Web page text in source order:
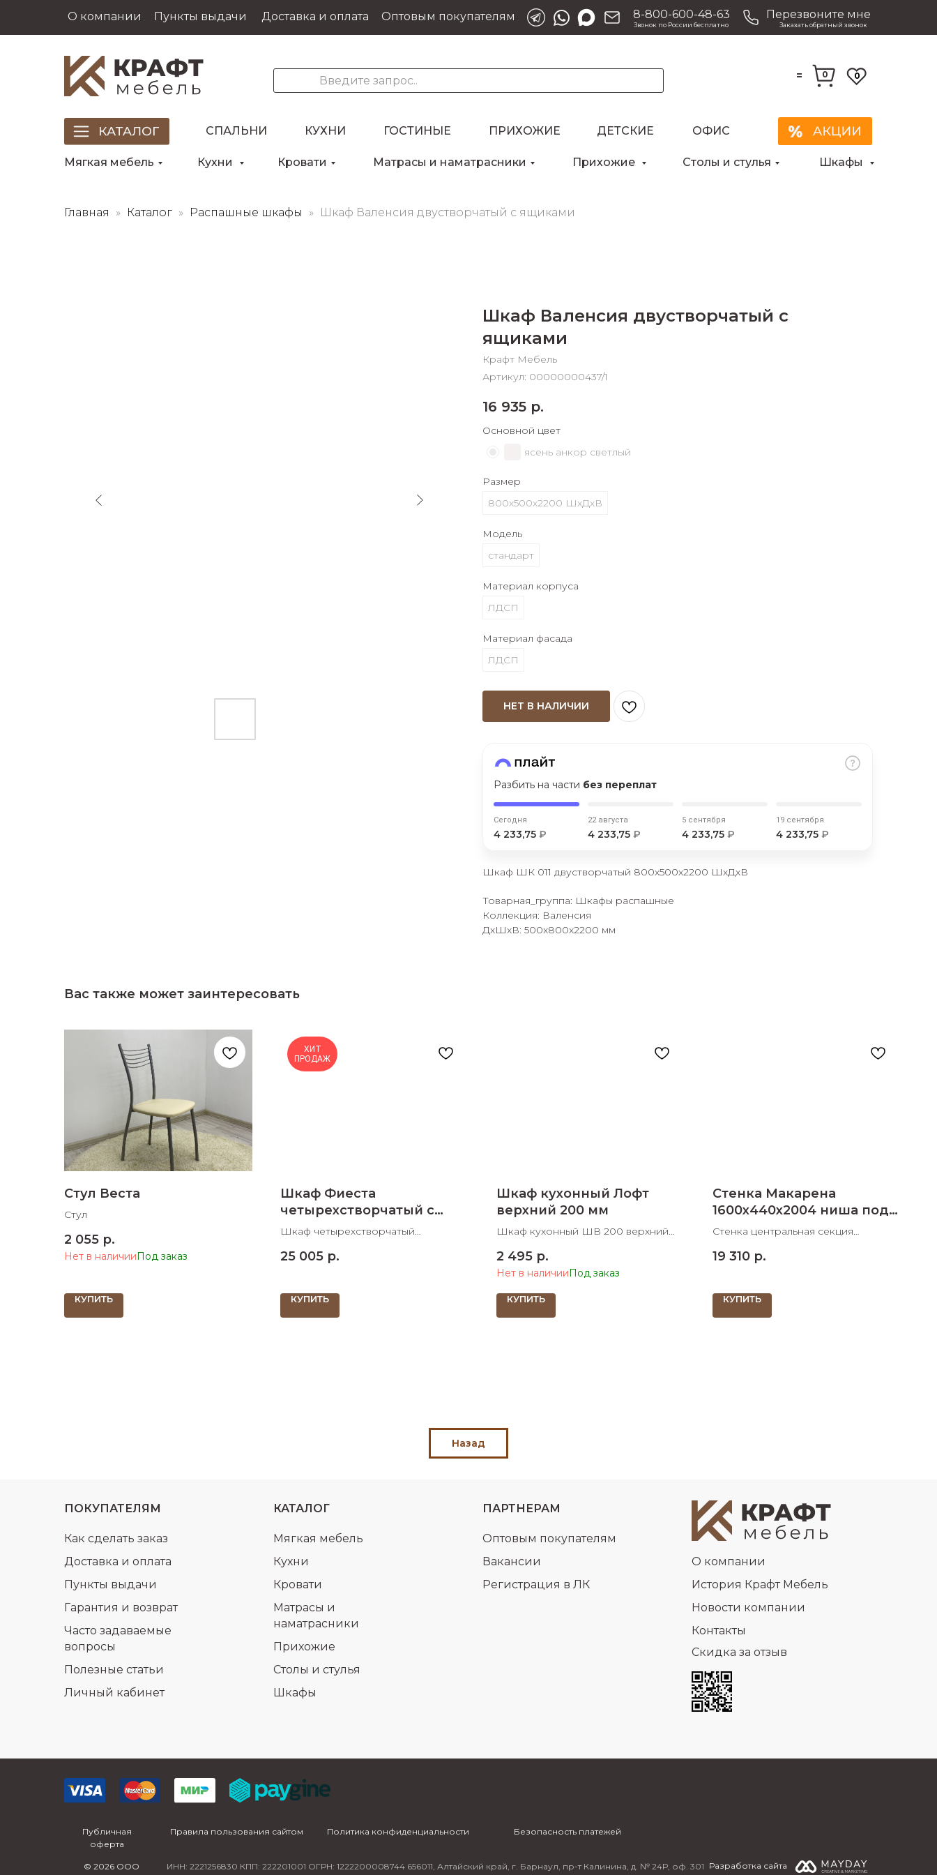
О компании Доставка и оплата Оптовым покупателям
Пункты выдачи 8-800-600-48-63
Звонок по России бесплатно
Перезвоните мне
Заказать обратный звонок
0
= 0
ДЕТСКИЕ
СПАЛЬНИ КУХНИ ГОСТИНЫЕ ПРИХОЖИЕ ОФИС
Кровати
Кухни
Мягкая мебель Прихожие Столы и стулья Шкафы
Матрасы и наматрасники
Главная Каталог Распашные шкафы Шкаф Валенсия двустворчатый с ящиками
Шкаф Валенсия двустворчатый с
ящиками
Крафт Мебель
Артикул: 00000000437/1
16 935 р.
Основной цвет
ясень анкор светлый
Размер
800х500х2200 ШхДхВ
Модель
стандарт
Материал корпуса
ЛДСП
Материал фасада
ЛДСП
НЕТ В НАЛИЧИИ
Разбить на части без переплат
Сегодня
4 233,75 ₽
22 августа
4 233,75 ₽
5 сентября
4 233,75 ₽
19 сентября
4 233,75 ₽
Для клиентов всех банков
% картой любого банка
выбранный способом
списываться
каждые 2 недели
Остались вопросы?
8 800 302-02-51
plait.ru
Шкаф ШК 011 двустворчатый 800х500х2200 ШхДхВ
Товарная_группа: Шкафы распашные
Коллекция: Валенсия
ДxШxВ: 500x800x2200 мм
Вас также может заинтересовать
Стул Веста
Стул
2 055 р.
Нет в наличии
КУПИТЬ
ХИТ
ПРОДАЖ
Шкаф Фиеста
четырехстворчатый с
зеркалом
Шкаф четырехстворчатый
25 005 р.
КУПИТЬ
Шкаф кухонный Лофт
верхний 200 мм
Шкаф кухонный ШВ 200 верхний
2 495 р.
Нет в наличии
КУПИТЬ
Стенка Макарена
1600х440х2004 ниша под
ТВ
Стенка центральная секция
852х440х640 ШхДхВ
19 310 р.
КУПИТЬ
Назад
ПАРТНЕРАМ
Регистрация в ЛК
Оптовым покупателям
Вакансии
КАТАЛОГ
Кухни
Мягкая мебель
Кровати
Матрасы и
наматрасники
Прихожие
Столы и стулья
Шкафы
ПОКУПАТЕЛЯМ
Доставка и оплата
Часто задаваемые
вопросы
Гарантия и возврат
Полезные статьи
Пункты выдачи
Как сделать заказ
Личный кабинет
О компании
История Крафт Мебель
Новости компании
Контакты
Скидка за отзыв
Публичная
оферта
Правила пользования сайтом Политика конфиденциальности Безопасность платежей
© 2026 ООО
ИНН: 2221256830 КПП: 222201001 ОГРН: 1222200008744 656011, Алтайский край, г. Барнаул, пр-т Калинина, д. № 24Р, оф. 301 Разработка сайта